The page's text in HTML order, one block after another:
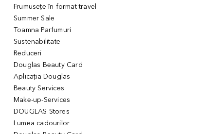
Frumusețe în format travel
Summer Sale
Toamna Parfumuri
Sustenabilitate
Reduceri
Douglas Beauty Card
Aplicația Douglas
Beauty Services
Make-up-Services
DOUGLAS Stores
Lumea cadourilor